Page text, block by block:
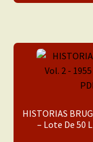
HISTORIAS
– Lote De 50